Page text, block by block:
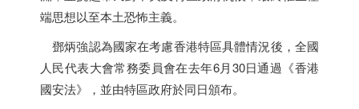
端思想以至本土恐怖主義。
鄧炳強認為國家在考慮香港特區具體情況後，全國
人民代表大會常務委員會在去年6月30日通過《香港
國安法》，並由特區政府於同日頒布。